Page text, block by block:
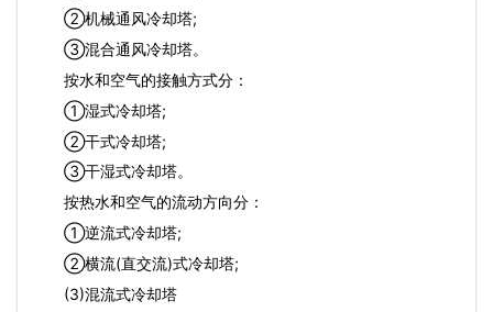
②机械通风冷却塔;
③混合通风冷却塔。
按水和空气的接触方式分：
①湿式冷却塔;
②干式冷却塔;
③干湿式冷却塔。
按热水和空气的流动方向分：
①逆流式冷却塔;
②横流(直交流)式冷却塔;
(3)混流式冷却塔